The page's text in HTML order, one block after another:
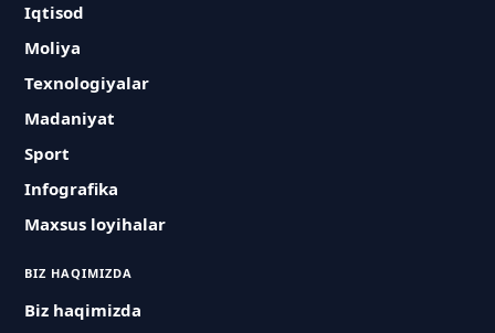
Iqtisod
Moliya
Texnologiyalar
Madaniyat
Sport
Infografika
Maxsus loyihalar
BIZ HAQIMIZDA
Biz haqimizda